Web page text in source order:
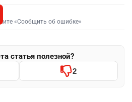
«Сообщить об ошибке»
статья полезной?
2